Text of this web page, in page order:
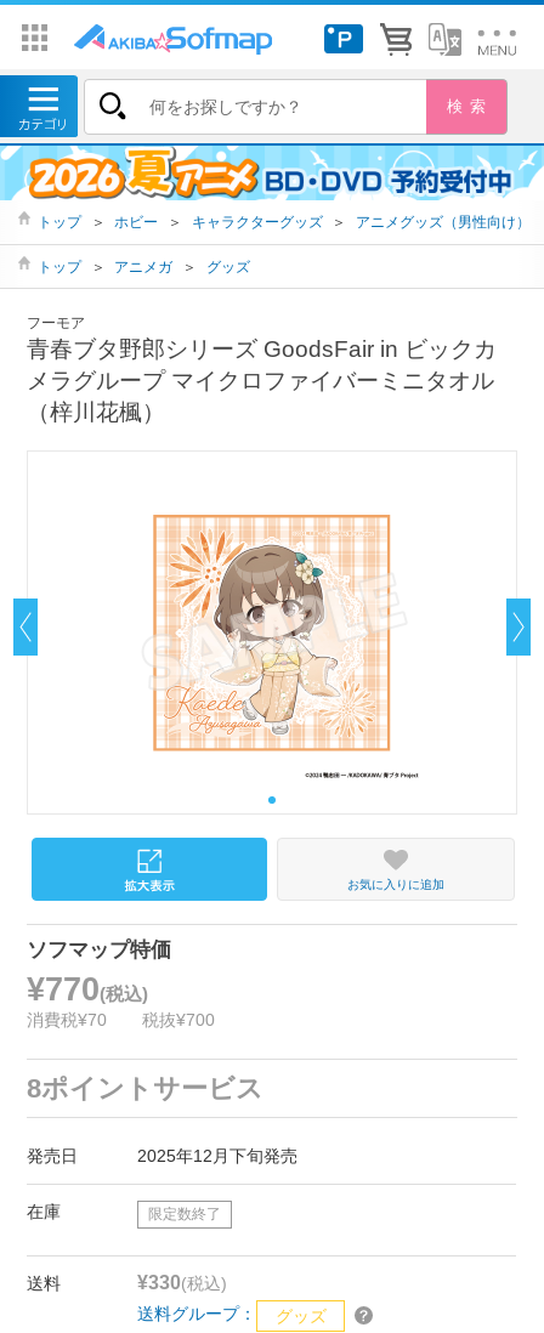
トップ ＞ ホビー ＞ キャラクターグッズ ＞ アニメグッズ（男性向け）
トップ ＞ アニメガ ＞ グッズ
フーモア
青春ブタ野郎シリーズ GoodsFair in ビックカ
メラグループ マイクロファイバーミニタオル
（梓川花楓）
お気に入りに追加
ソフマップ特価
¥770(税込)
消費税¥70 税抜¥700
8ポイントサービス
発売日 2025年12月下旬発売
在庫 限定数終了
送料 ¥330(税込)
送料グループ：
グッズ